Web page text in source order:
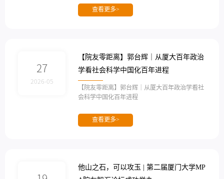
查看更多>
27
2026-05
【院友零距离】郭台辉｜从厦大百年政治
学看社会科学中国化百年进程
【院友零距离】郭台辉｜从厦大百年政治学看社
会科学中国化百年进程
查看更多>
他山之石，可以攻玉 | 第二届厦门大学MP